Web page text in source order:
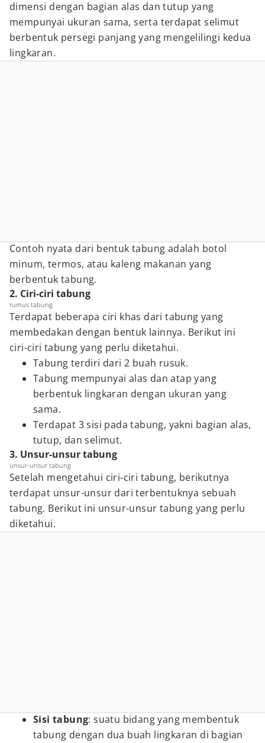
dimensi dengan bagian alas dan tutup yang
mempunyai ukuran sama, serta terdapat selimut
berbentuk persegi panjang yang mengelilingi kedua
lingkaran.
Contoh nyata dari bentuk tabung adalah botol
minum, termos, atau kaleng makanan yang
berbentuk tabung.
2. Ciri-ciri tabung
rumus tabung
Terdapat beberapa ciri khas dari tabung yang
membedakan dengan bentuk lainnya. Berikut ini
ciri-ciri tabung yang perlu diketahui.
Tabung terdiri dari 2 buah rusuk.
Tabung mempunyai alas dan atap yang
berbentuk lingkaran dengan ukuran yang
sama.
Terdapat 3 sisi pada tabung, yakni bagian alas,
tutup, dan selimut.
3. Unsur-unsur tabung
unsur-unsur tabung
Setelah mengetahui ciri-ciri tabung, berikutnya
terdapat unsur-unsur dari terbentuknya sebuah
tabung. Berikut ini unsur-unsur tabung yang perlu
diketahui.
Sisi tabung: suatu bidang yang membentuk
tabung dengan dua buah lingkaran di bagian